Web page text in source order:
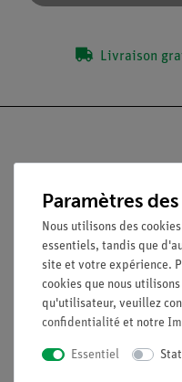
Livraison
Légal
Contact
Conditions générales de
Déclaration de
Paramètres
Nous utilisons des
essentiels, tandis que
site et votre expérience.
cookies que nous
qu'utilisateur, veuillez
confidentialité et notre
Essentiel